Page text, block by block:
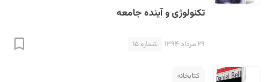
تکنولوژی و آینده جامعه
۲۹ مرداد ۱۳۹۴ شماره ۱۵
کتابخانه